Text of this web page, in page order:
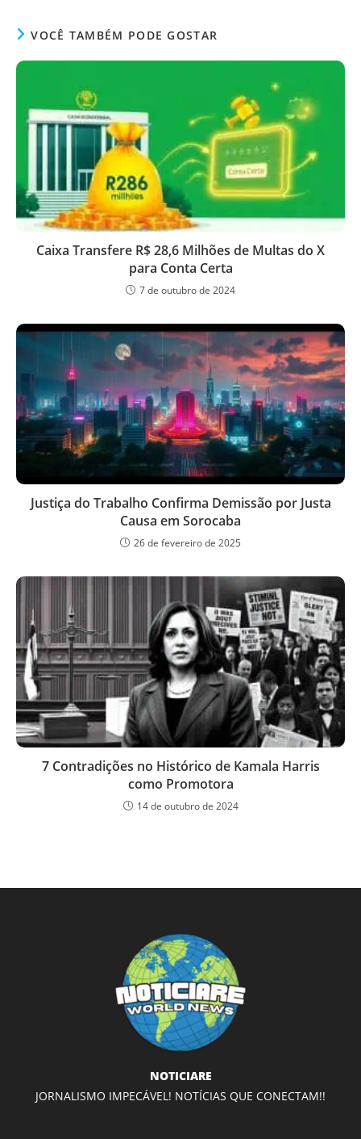
VOCÊ TAMBÉM PODE GOSTAR
Caixa Transfere R$ 28,6 Milhões de Multas do X
para Conta Certa
7 de outubro de 2024
Justiça do Trabalho Confirma Demissão por Justa
Causa em Sorocaba
26 de fevereiro de 2025
7 Contradições no Histórico de Kamala Harris
como Promotora
14 de outubro de 2024
NOTICIARE
JORNALISMO IMPECÁVEL! NOTÍCIAS QUE CONECTAM!!